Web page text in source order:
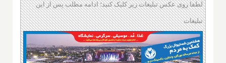
لطفا روی عکس تبلیغات زیر کلیک کنید؛ ادامه مطلب پس از این
تبلیغات